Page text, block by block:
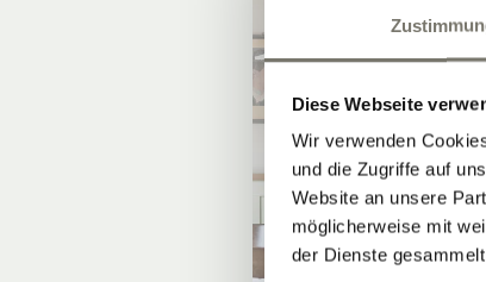
Diese Webseite
Wir verwenden
und die Zugriffe auf
Website an unsere
möglicherweise mit
der Dienste